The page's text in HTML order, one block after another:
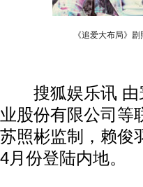
《追爱大布局》
搜狐娱乐讯 由
业股份有限公司等
苏照彬监制，赖俊
4月份登陆内地。